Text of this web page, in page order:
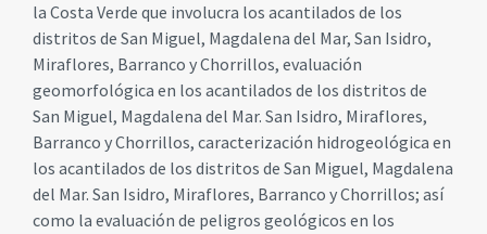
la Costa Verde que involucra los acantilados de los
distritos de San Miguel, Magdalena del Mar, San Isidro,
Miraflores, Barranco y Chorrillos, evaluación
geomorfológica en los acantilados de los distritos de
San Miguel, Magdalena del Mar. San Isidro, Miraflores,
Barranco y Chorrillos, caracterización hidrogeológica en
los acantilados de los distritos de San Miguel, Magdalena
del Mar. San Isidro, Miraflores, Barranco y Chorrillos; así
como la evaluación de peligros geológicos en los